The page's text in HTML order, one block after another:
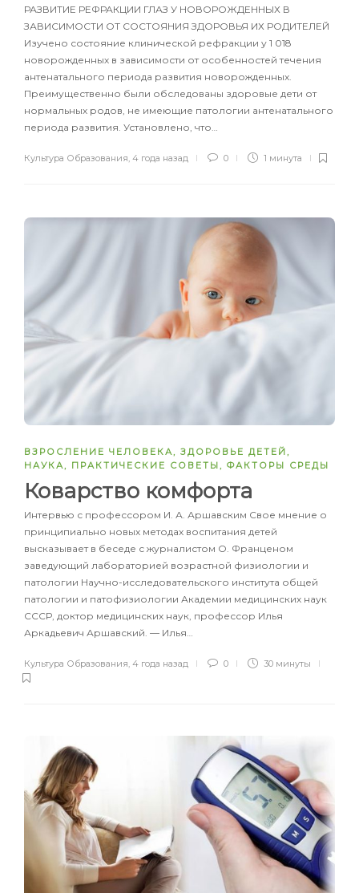
РАЗВИТИЕ РЕФРАКЦИИ ГЛАЗ У НОВОРОЖДЕННЫХ В
ЗАВИСИМОСТИ ОТ СОСТОЯНИЯ ЗДОРОВЬЯ ИХ РОДИТЕЛЕЙ
Изучено состояние клинической рефракции у 1 018
новорожденных в зависимости от особенностей течения
антенатального периода развития новорожденных.
Преимущественно были обследованы здоровые дети от
нормальных родов, не имеющие патологии антенатального
периода развития. Установлено, что…
Культура Образования, 4 года назад 0 1 минута
ВЗРОСЛЕНИЕ ЧЕЛОВЕКА , ЗДОРОВЬЕ ДЕТЕЙ ,
НАУКА , ПРАКТИЧЕСКИЕ СОВЕТЫ , ФАКТОРЫ СРЕДЫ
Коварство комфорта
Интервью с профессором И. А. Аршавским Свое мнение о
принципиально новых методах воспитания детей
высказывает в беседе с журналистом О. Франценом
заведующий лабораторией возрастной физиологии и
патологии Научно-исследовательского института общей
патологии и патофизиологии Академии медицинских наук
СССР, доктор медицинских наук, профессор Илья
Аркадьевич Аршавский. — Илья…
Культура Образования 4 года назад 0 30 минуты